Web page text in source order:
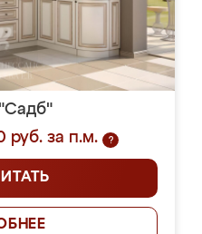
руб. за п.м.
?